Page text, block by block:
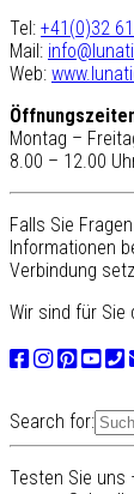
Tel: +41(0)32
Mail:
Web:
Montag –
8.00 – 12.00
Falls Sie
Informationen
Verbindung
Wir sind für Sie
Search for:
Testen Sie uns